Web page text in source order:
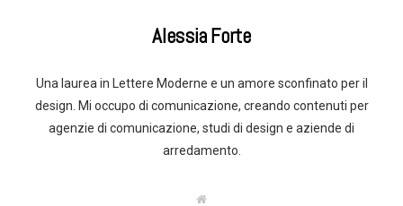
Alessia Forte
Una laurea in Lettere Moderne e un amore sconfinato per il
design. Mi occupo di comunicazione, creando contenuti per
agenzie di comunicazione, studi di design e aziende di
arredamento.
W